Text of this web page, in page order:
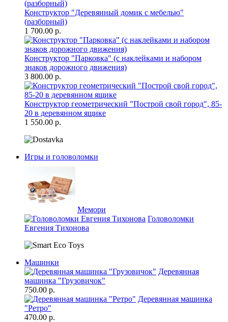
Конструктор "Деревянный домик с мебелью"
(разборный)
1 700.00 р.
Конструктор "Парковка" (с наклейками и набором
знаков дорожного движения)
3 800.00 р.
Конструктор геометрический "Построй свой город", 85-
20 в деревянном ящике
1 550.00 р.
Игры и головоломки
Мемори
Головоломки
Евгения Тихонова
Машинки
Деревянная
машинка "Грузовичок"
750.00 р.
Деревянная машинка
"Ретро"
470.00 р.